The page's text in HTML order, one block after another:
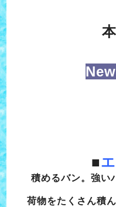
■
積めるバン。強い
荷物をたくさん積